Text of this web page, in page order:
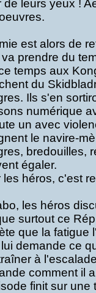
de leurs yeux !
est alors de
prendre du
temps aux
du
Ils s'en
numérique
un avec
le navire-
bredouilles,
égaler.
les héros, c'est
les héros
surtout ce
que la fatigue
demande ce
à
comment il
finit sur une